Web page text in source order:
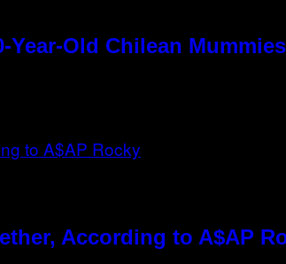
Old Chilean Mummies
According to A$AP